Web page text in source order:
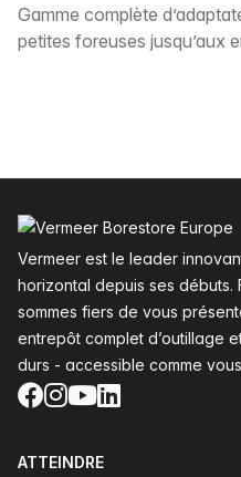
Description
Gamme complète
petites foreuses jusqu’aux
Vermeer est le leader
horizontal depuis ses débuts.
sommes fiers de vous
entrepôt complet d’outillage
durs - accessible comme
Facebook
Instagram
YouTube
LinkedIn
ATTEINDRE